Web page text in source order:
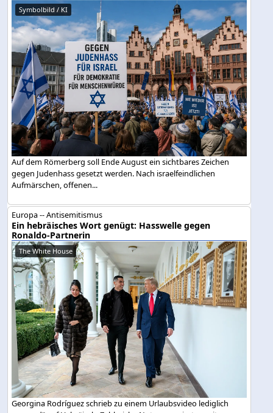
Symbolbild / KI
Auf dem Römerberg soll Ende August ein sichtbares Zeichen
gegen Judenhass gesetzt werden. Nach israelfeindlichen
Aufmärschen, offenen...
Europa -- Antisemitismus
Ein hebräisches Wort genügt: Hasswelle gegen
Ronaldo-Partnerin
The White House
Georgina Rodríguez schrieb zu einem Urlaubsvideo lediglich